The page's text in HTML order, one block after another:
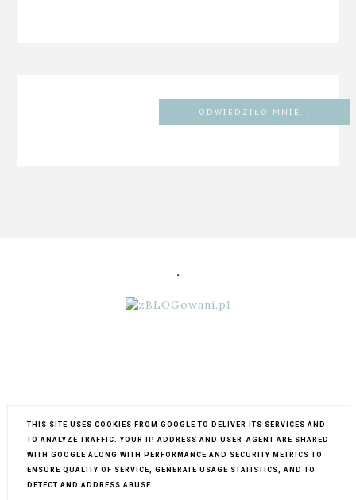
ODWIEDZIŁO MNIE...
.
MY LIFESTYLE...
BLOG DESIGN:
THIS SITE USES COOKIES FROM GOOGLE TO DELIVER ITS SERVICES AND
TO ANALYZE TRAFFIC. YOUR IP ADDRESS AND USER-AGENT ARE SHARED
WITH GOOGLE ALONG WITH PERFORMANCE AND SECURITY METRICS TO
ENSURE QUALITY OF SERVICE, GENERATE USAGE STATISTICS, AND TO
DETECT AND ADDRESS ABUSE.